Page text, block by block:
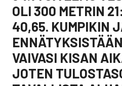
OLI 300 METRIN
40,65. KUMPIKIN
VAIVASI KISAN
JOTEN